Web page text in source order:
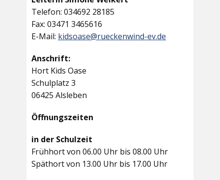
Telefon: 034692 28185
Fax: 03471 3465616
E-Mail: kidsoase@rueckenwind-ev.de
Anschrift:
Hort Kids Oase
Schulplatz 3
06425 Alsleben
Öffnungszeiten
in der Schulzeit
Frühhort von 06.00 Uhr bis 08.00 Uhr
Späthort von 13.00 Uhr bis 17.00 Uhr